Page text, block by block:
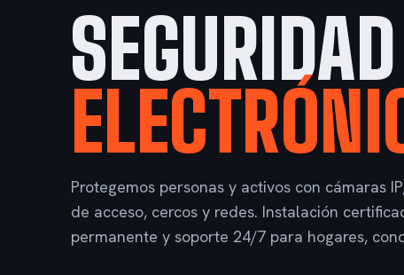
SEGURIDAD
Protegemos personas y activos con cámaras
de acceso, cercos y redes. Instalación
permanente y soporte 24/7 para hogares,